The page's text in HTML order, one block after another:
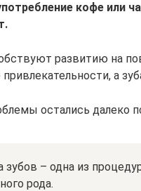
кофе или
развитию на
а
остались далеко
зубов – одна из
рода.